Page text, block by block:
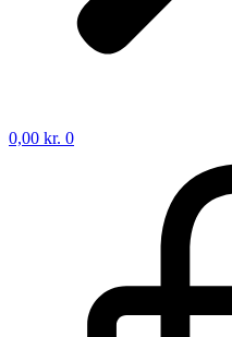
0,00 kr. 0